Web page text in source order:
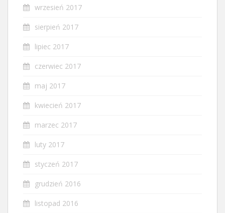
wrzesień 2017
sierpień 2017
lipiec 2017
czerwiec 2017
maj 2017
kwiecień 2017
marzec 2017
luty 2017
styczeń 2017
grudzień 2016
listopad 2016